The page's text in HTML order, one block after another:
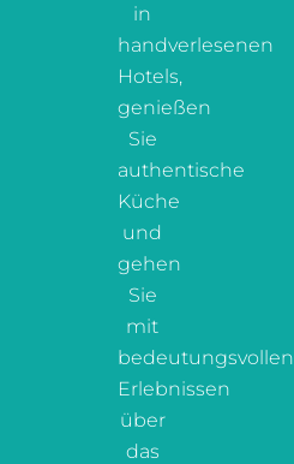
in
handverlesenen
Hotels,
genießen
Sie
authentische
Küche
und
gehen
Sie
mit
bedeutungsvollen
Erlebnissen
über
das